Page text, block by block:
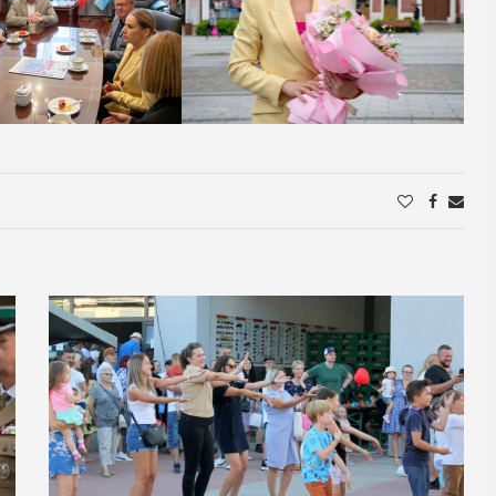
lato,
kosmetyki
Uuczestnicy
16 MAJ
09:00 -
18:00
Dzień otwarty
PEDAGOGICZNEJ W MYŚLENICACH
9.00 – 11.00 zajęcia dla dzieci:
Spotkanie z robotami - Ozobot i Photon
zapraszają dzieci do wspólnej zabawy.
Magiczne ...